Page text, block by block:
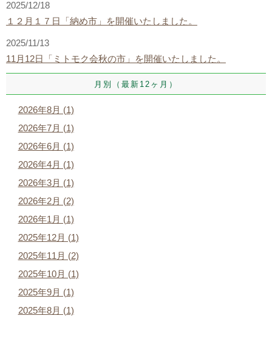
2025/12/18
１２月１７日「納め市」を開催いたしました。
2025/11/13
11月12日「ミトモク会秋の市」を開催いたしました。
月別（最新12ヶ月）
2026年8月 (1)
2026年7月 (1)
2026年6月 (1)
2026年4月 (1)
2026年3月 (1)
2026年2月 (2)
2026年1月 (1)
2025年12月 (1)
2025年11月 (2)
2025年10月 (1)
2025年9月 (1)
2025年8月 (1)